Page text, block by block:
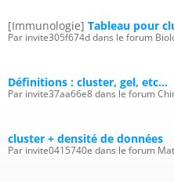
[Immunologie] Tableau pour
Par invite305f674d dans le forum
Définitions : cluster, gel, etc...
Par invite37aa66e8 dans le forum
cluster + densité de données
Par invite0415740e dans le forum